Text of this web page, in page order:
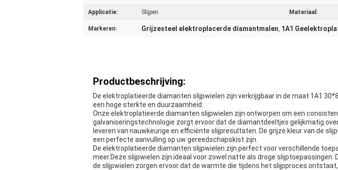
Applicatie: Slijpen Materiaal:
Markeren: Grijzesteel elektroplacerde diamantmalen, 1A1
Productbeschrijving:
De elektroplatieerde diamanten slijpwielen zijn verkrijgbaar in de maat 1A1
een hoge sterkte en duurzaamheid.
Onze elektroplatieerde diamanten slijpwielen zijn ontworpen om een
galvaniseringstechnologie zorgt ervoor dat de diamantdeeltjes gelijkmatig
leveren van nauwkeurige en efficiënte slijpresultaten. De grijze kleur van de
een perfecte aanvulling op uw gereedschapskist zijn.
De elektroplatieerde diamanten slijpwielen zijn perfect voor verschillende
meer.Deze slijpwielen zijn ideaal voor zowel natte als droge
de slijpwielen zorgen ervoor dat de warmte die tijdens het slijpproces